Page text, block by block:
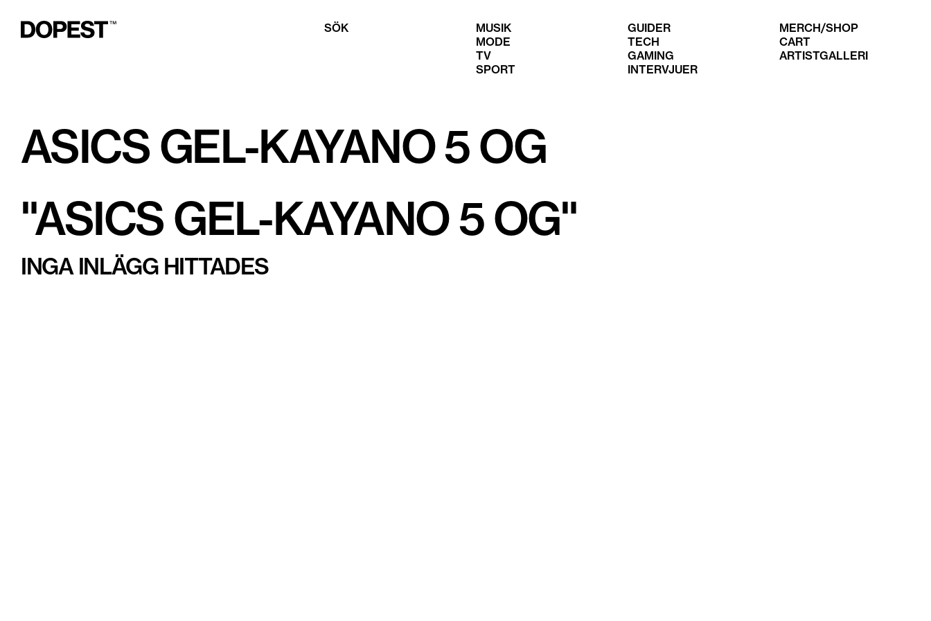
SÖK
MUSIK
MODE
TV
SPORT
GUIDER
TECH
GAMING
INTERVJUER
MERCH/SHOP
CART
ARTISTGALLERI
ASICS GEL-KAYANO 5 OG
"ASICS GEL-KAYANO 5 OG"
INGA INLÄGG HITTADES